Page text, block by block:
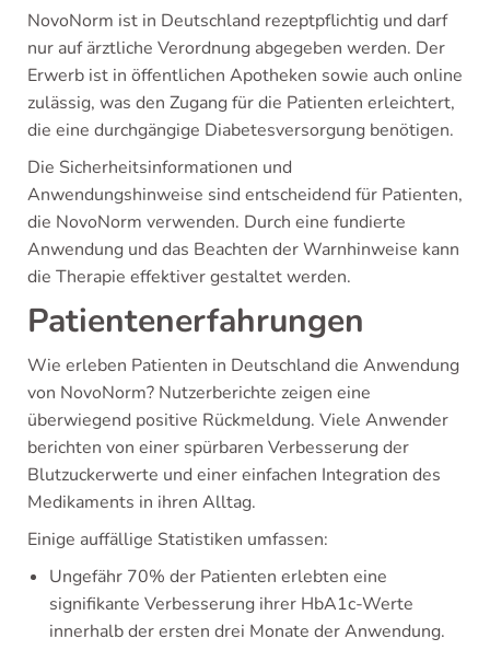
NovoNorm ist in Deutschland rezeptpflichtig und darf
nur auf ärztliche Verordnung abgegeben werden. Der
Erwerb ist in öffentlichen Apotheken sowie auch online
zulässig, was den Zugang für die Patienten erleichtert,
die eine durchgängige Diabetesversorgung benötigen.
Die Sicherheitsinformationen und
Anwendungshinweise sind entscheidend für Patienten,
die NovoNorm verwenden. Durch eine fundierte
Anwendung und das Beachten der Warnhinweise kann
die Therapie effektiver gestaltet werden.
Patientenerfahrungen
Wie erleben Patienten in Deutschland die Anwendung
von NovoNorm? Nutzerberichte zeigen eine
überwiegend positive Rückmeldung. Viele Anwender
berichten von einer spürbaren Verbesserung der
Blutzuckerwerte und einer einfachen Integration des
Medikaments in ihren Alltag.
Einige auffällige Statistiken umfassen:
Ungefähr 70% der Patienten erlebten eine
signifikante Verbesserung ihrer HbA1c-Werte
innerhalb der ersten drei Monate der Anwendung.